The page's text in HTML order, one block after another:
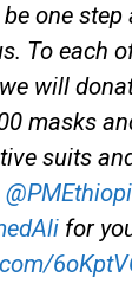
one step
To each
will
masks
suits
for